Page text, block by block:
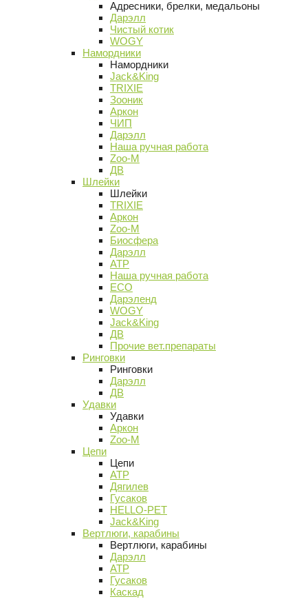
Адресники, брелки, медальоны
Дарэлл
Чистый котик
WOGY
Намордники
Намордники
Jack&King
TRIXIE
Зооник
Аркон
ЧИП
Дарэлл
Наша ручная работа
Zoo-M
ДВ
Шлейки
Шлейки
TRIXIE
Аркон
Zoo-M
Биосфера
Дарэлл
АТР
Наша ручная работа
ECO
Дарэленд
WOGY
Jack&King
ДВ
Прочие вет.препараты
Ринговки
Ринговки
Дарэлл
ДВ
Удавки
Удавки
Аркон
Zoo-M
Цепи
Цепи
АТР
Дягилев
Гусаков
HELLO-PET
Jack&King
Вертлюги, карабины
Вертлюги, карабины
Дарэлл
АТР
Гусаков
Каскад